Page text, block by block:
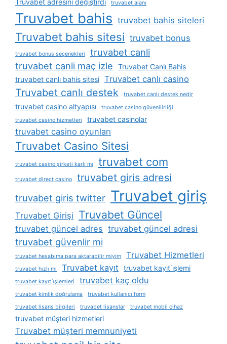
Truvabet adresini değiştirdi truvabet alanı
Truvabet bahis truvabet bahis siteleri
Truvabet bahis sitesi truvabet bonus
truvabet bonus seçenekleri
truvabet canli
truvabet canli maç izle
Truvabet Canlı Bahis
truvabet canlı bahis sitesi Truvabet canlı casino
Truvabet canlı destek truvabet canlı destek nedir
truvabet casino altyapısı
truvabet casino güvenilirliği
truvabet casino hizmetleri
truvabet casinolar
truvabet casino oyunları
Truvabet Casino Sitesi
truvabet casino şirketi karlı mı truvabet com
truvabet direct casino truvabet giris adresi
truvabet giris twitter Truvabet giriş
Truvabet Girişi Truvabet Güncel
truvabet güncel adres truvabet güncel adresi
truvabet güvenlir mi
truvabet hesabıma para aktarabilir miyim Truvabet Hizmetleri
truvabet hızlı mı Truvabet kayıt truvabet kayıt i̇şlemi
truvabet kayıt i̇şlemleri truvabet kaç oldu
truvabet kimlik doğrulama
truvabet kullanıcı form
truvabet lisans bilgileri
truvabet lisanslar truvabet mobil cihaz
truvabet müşteri hizmetleri
Truvabet müşteri memnuniyeti